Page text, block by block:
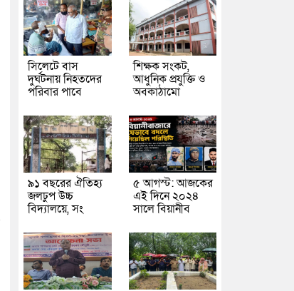
সিলেটে বাস
দুর্ঘটনায় নিহতদের
পরিবার পাবে
শিক্ষক সংকট,
আধুনিক প্রযুক্তি ও
অবকাঠামো
৯১ বছরের ঐতিহ্য
জলঢুপ উচ্চ
বিদ্যালয়ে, সং
৫ আগস্ট: আজকের
এই দিনে ২০২৪
সালে বিয়ানীব